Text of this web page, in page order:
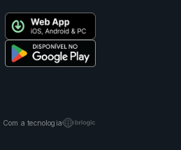
Com a tecnologia